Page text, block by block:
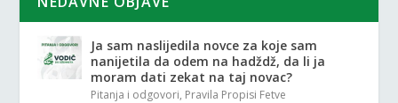
Ja sam naslijedila novce za koje sam
nanijetila da odem na hadždž, da li ja
moram dati zekat na taj novac?
Pitanja i odgovori, Pravila Propisi Fetve